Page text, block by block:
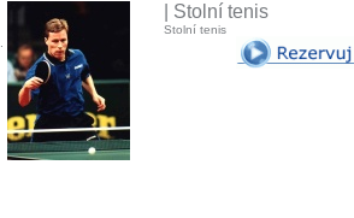
| Stolní tenis
Stolní tenis